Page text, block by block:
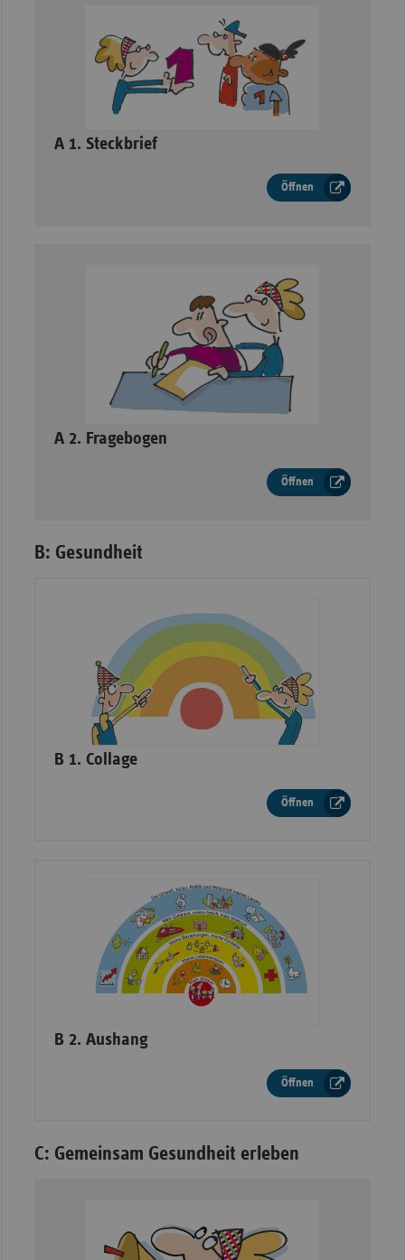
–
A 1. Steckbrief
Öffnen
–
A 2. Fragebogen
Öffnen
B: Gesundheit
–
B 1. Collage
Öffnen
–B 2. Aushang
Öffnen
C: Gemeinsam Gesundheit erleben